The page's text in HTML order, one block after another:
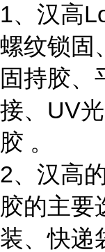
1、汉高
螺纹锁固
固持胶、
接、UV
胶 。
2、汉高
胶的主要
装、快递